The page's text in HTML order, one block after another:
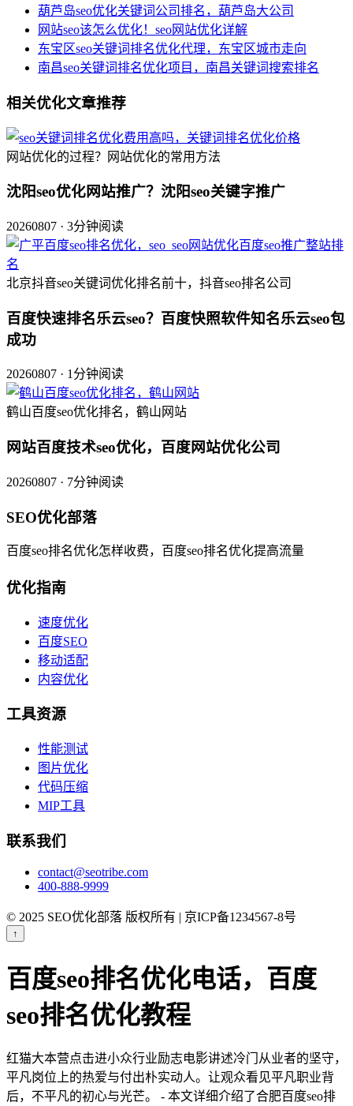
葫芦岛seo优化关键词公司排名，葫芦岛大公司
网站seo该怎么优化！seo网站优化详解
东宝区seo关键词排名优化代理，东宝区城市走向
南昌seo关键词排名优化项目，南昌关键词搜索排名
相关优化文章推荐
网站优化的过程？网站优化的常用方法
沈阳seo优化网站推广？沈阳seo关键字推广
20260807 · 3分钟阅读
北京抖音seo关键词优化排名前十，抖音seo排名公司
百度快速排名乐云seo？百度快照软件知名乐云seo包
成功
20260807 · 1分钟阅读
鹤山百度seo优化排名，鹤山网站
网站百度技术seo优化，百度网站优化公司
20260807 · 7分钟阅读
SEO优化部落
百度seo排名优化怎样收费，百度seo排名优化提高流量
优化指南
速度优化
百度SEO
移动适配
内容优化
工具资源
性能测试
图片优化
代码压缩
MIP工具
联系我们
contact@seotribe.com
400-888-9999
© 2025 SEO优化部落 版权所有 | 京ICP备1234567-8号
↑
百度seo排名优化电话，百度
seo排名优化教程
红猫大本营点击进小众行业励志电影讲述冷门从业者的坚守，
平凡岗位上的热爱与付出朴实动人。让观众看见平凡职业背
后，不平凡的初心与光芒。 - 本文详细介绍了合肥百度seo排